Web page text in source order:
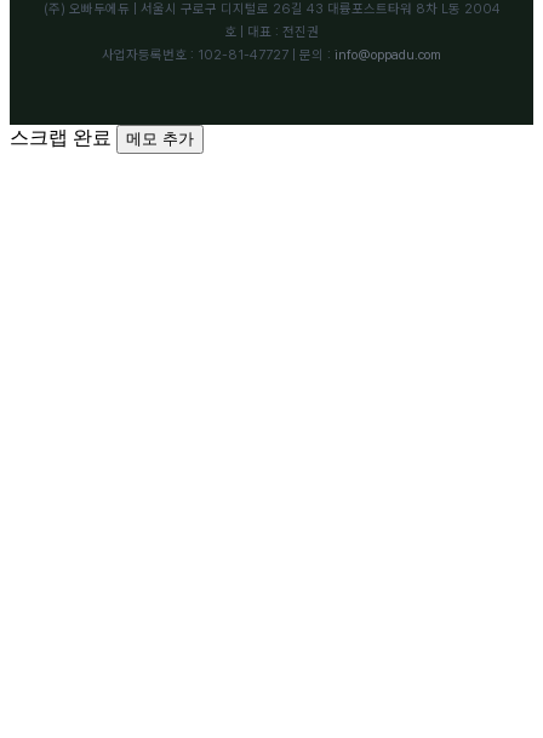
(주) 오빠두에듀 | 서울시 구로구 디지털로 26길 43 대륭포스트타워 8차 L동 2004
호 | 대표 : 전진권
사업자등록번호 : 102-81-47727 | 문의 : info@oppadu.com
스크랩 완료 메모 추가